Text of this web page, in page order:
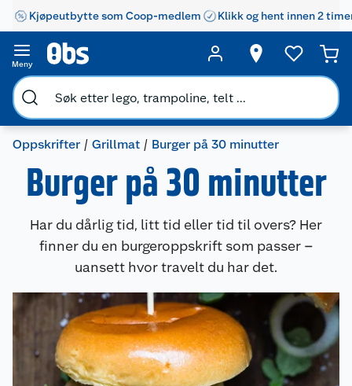
Kjøpeutbytte som Coop-medlem Klikk og hent innen 2
Meny
Oppskrifter Grillmat Burger på 30 minutter
Burger på 30 minutter
Har du dårlig tid, litt tid eller tid til overs? Her
finner du en burgeroppskrift som passer –
uansett hvor travelt du har det.